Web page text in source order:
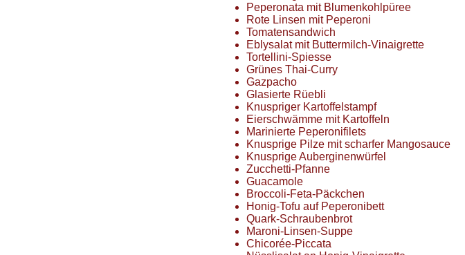
Peperonata mit Blumenkohlpüree
Rote Linsen mit Peperoni
Tomatensandwich
Eblysalat mit Buttermilch-Vinaigrette
Tortellini-Spiesse
Grünes Thai-Curry
Gazpacho
Glasierte Rüebli
Knuspriger Kartoffelstampf
Eierschwämme mit Kartoffeln
Marinierte Peperonifilets
Knusprige Pilze mit scharfer Mangosauce
Knusprige Auberginenwürfel
Zucchetti-Pfanne
Guacamole
Broccoli-Feta-Päckchen
Honig-Tofu auf Peperonibett
Quark-Schraubenbrot
Maroni-Linsen-Suppe
Chicorée-Piccata